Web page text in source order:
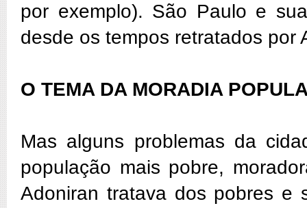
por exemplo). São Paulo e
desde os tempos retratados por
O TEMA DA MORADIA
Mas alguns problemas da
população mais pobre,
Adoniran tratava dos pobres e